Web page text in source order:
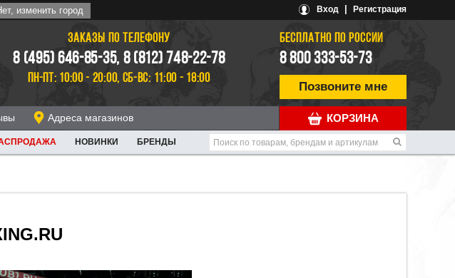
изменить город Вход Регистрация
ЗАКАЗЫ ПО ТЕЛЕФОНУ
8 (495) 646-85-35, 8 (812) 748-22-78
ПН-ПТ: 10:00 - 20:00, СБ-ВС: 11:00 - 18:00
БЕСПЛАТНО ПО РОССИИ
8 800 333-53-73
Позвоните мне
КОРЗИНА
Адреса магазинов
НОВИНКИ БРЕНДЫ